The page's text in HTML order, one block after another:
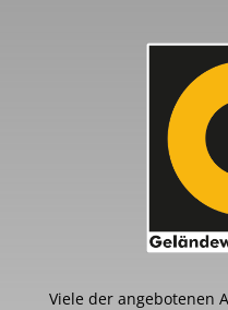
Viele der angebotenen